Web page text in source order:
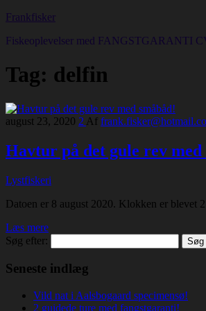
Frankfisker
Fiskeoplevelser med FANGSTGARANTI
Tag: delfin
august 23, 2020 2 Af
Havtur på det gule rev med
Lystfiskeri
Datoen er 8 august 2020. Klokken er blevet
Læs mere
Søg efter:
Seneste indlæg
Vild nat i Aalsbogaard specimensø!
2 guidede ture med fangstgaranti!